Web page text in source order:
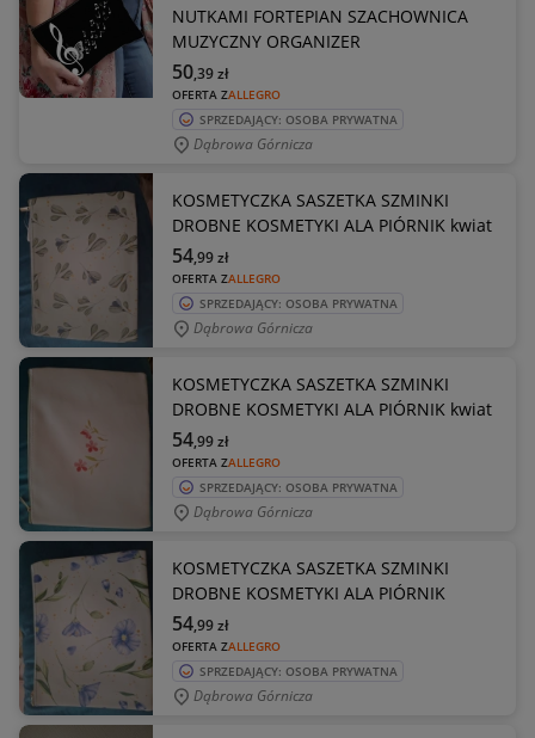
NUTKAMI FORTEPIAN SZACHOWNICA
MUZYCZNY ORGANIZER
OFERTA ZALLEGRO
50,39zł
SPRZEDAJĄCY: OSOBA PRYWATNA
Dąbrowa Górnicza
KOSMETYCZKA SASZETKA SZMINKI
DROBNE KOSMETYKI ALA PIÓRNIK kwiat
OFERTA ZALLEGRO
54,99zł
SPRZEDAJĄCY: OSOBA PRYWATNA
Dąbrowa Górnicza
KOSMETYCZKA SASZETKA SZMINKI
DROBNE KOSMETYKI ALA PIÓRNIK kwiat
OFERTA ZALLEGRO
54,99zł
SPRZEDAJĄCY: OSOBA PRYWATNA
Dąbrowa Górnicza
KOSMETYCZKA SASZETKA SZMINKI
DROBNE KOSMETYKI ALA PIÓRNIK
OFERTA ZALLEGRO
54,99zł
SPRZEDAJĄCY: OSOBA PRYWATNA
Dąbrowa Górnicza